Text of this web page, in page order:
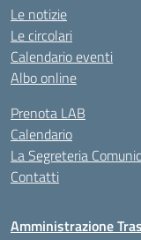
Le notizie
Le circolari
Calendario eventi
Albo online
Prenota LAB
Calendario
La Segreteria
Contatti
Amministrazione